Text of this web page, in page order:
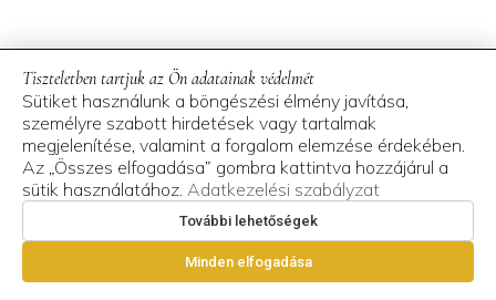
Tiszteletben tartjuk az Ön adatainak védelmét
Sütiket használunk a böngészési élmény javítása,
személyre szabott hirdetések vagy tartalmak
megjelenítése, valamint a forgalom elemzése érdekében.
Az „Összes elfogadása” gombra kattintva hozzájárul a
sütik használatához. Adatkezelési szabályzat
További lehetőségek
Minden elfogadása